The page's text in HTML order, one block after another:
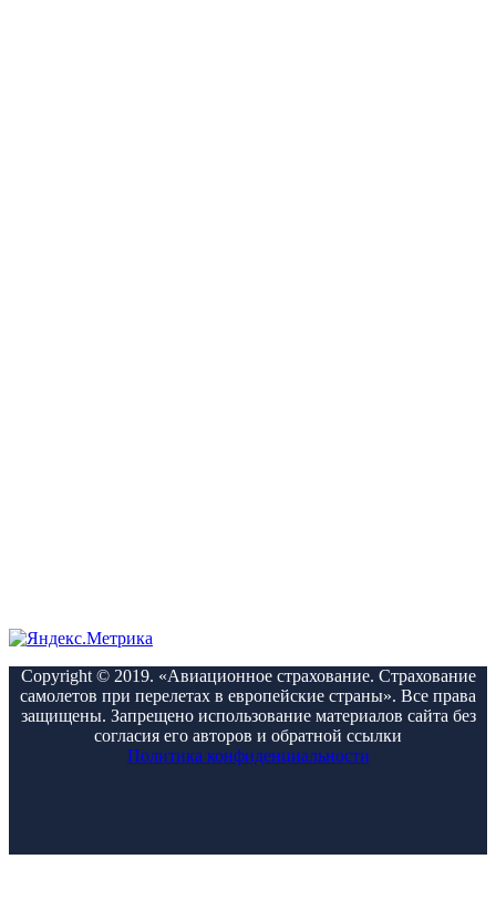
Copyright © 2019. «Авиационное страхование. Страхование
самолетов при перелетах в европейские страны». Все права
защищены. Запрещено использование материалов сайта без
согласия его авторов и обратной ссылки
Политика конфиденциальности